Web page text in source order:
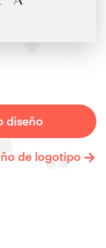
diseño
de logotipo